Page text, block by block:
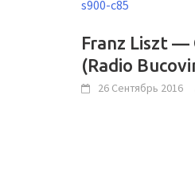
Franz Liszt —
(Radio
26 Сентябрь 2016